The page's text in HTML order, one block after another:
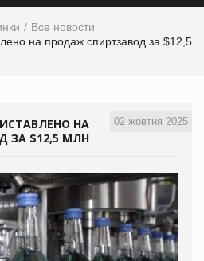
Все новости
на продаж спиртзавод за $12,5
02 жовтня 2025
НА
ЗА $12,5 МЛН